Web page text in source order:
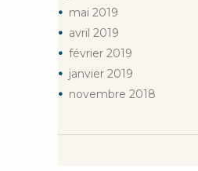
mai 2019
avril 2019
février 2019
janvier 2019
novembre 2018